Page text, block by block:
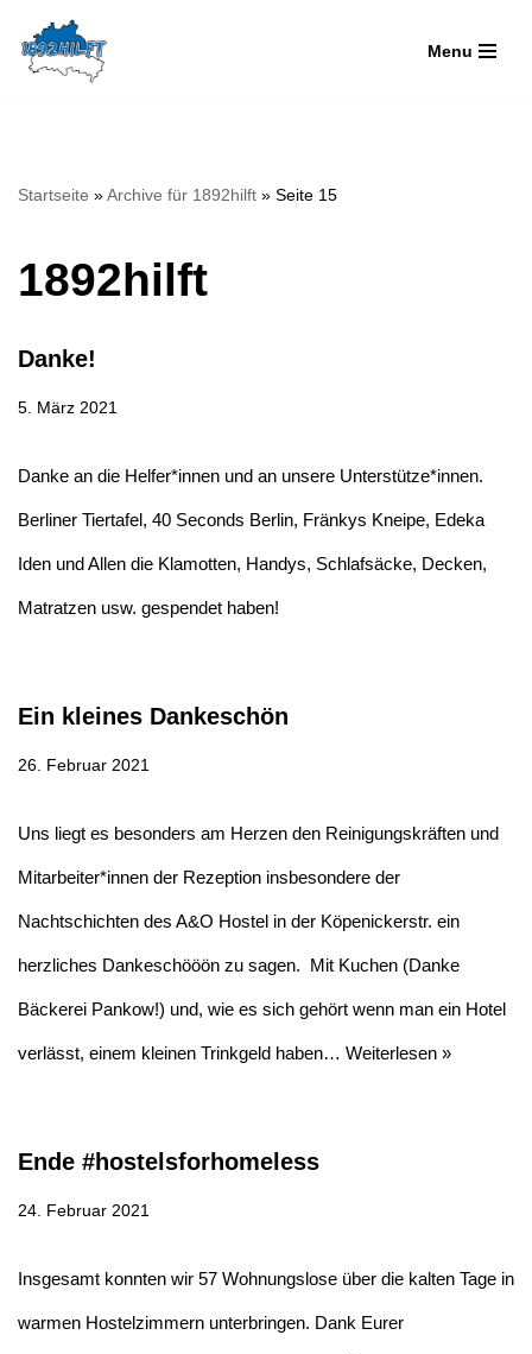
Zum
Menu
Startseite »Archive für 1892hilft » Seite 15
1892hilft
Danke!
5. März 2021
Danke an die Helfer*innen und an unsere Unterstütze*innen.
Berliner Tiertafel, 40 Seconds Berlin, Fränkys Kneipe, Edeka
Iden und Allen die Klamotten, Handys, Schlafsäcke, Decken,
Matratzen usw. gespendet haben!
Ein kleines Dankeschön
26. Februar 2021
Uns liegt es besonders am Herzen den Reinigungskräften und
Mitarbeiter*innen der Rezeption insbesondere der
Nachtschichten des A&O Hostel in der Köpenickerstr. ein
herzliches Dankeschööön zu sagen. Mit Kuchen (Danke
Bäckerei Pankow!) und, wie es sich gehört wenn man ein Hotel
verlässt, einem kleinen Trinkgeld haben… Weiterlesen »
Ende #hostelsforhomeless
24. Februar 2021
Insgesamt konnten wir 57 Wohnungslose über die kalten Tage in
warmen Hostelzimmern unterbringen. Dank Eurer